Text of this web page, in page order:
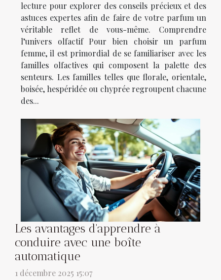
lecture pour explorer des conseils précieux et des
astuces expertes afin de faire de votre parfum un
véritable reflet de vous-même. Comprendre
l’univers olfactif Pour bien choisir un parfum
femme, il est primordial de se familiariser avec les
familles olfactives qui composent la palette des
senteurs. Les familles telles que florale, orientale,
boisée, hespéridée ou chyprée regroupent chacune
des...
Les avantages d'apprendre à
conduire avec une boîte
automatique
1 décembre 2025 15:07